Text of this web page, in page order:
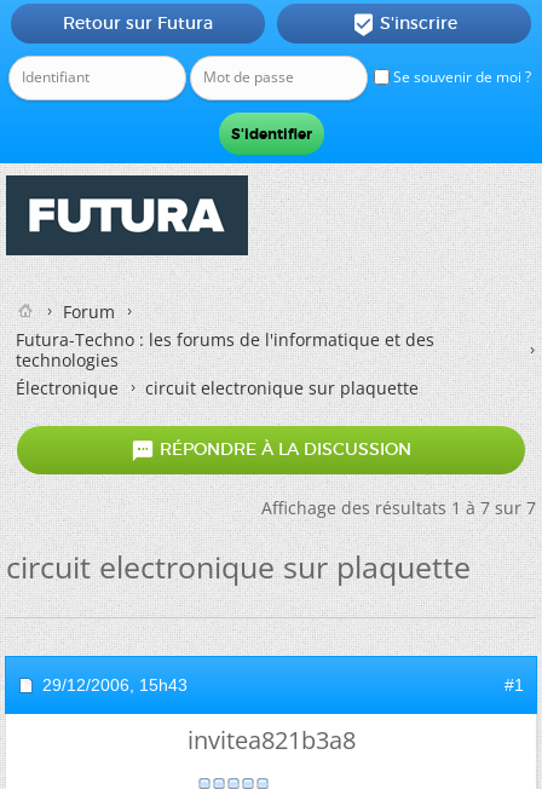
Se souvenir de moi ?
Retour sur Futura  S'inscrire
Forum
Futura-Techno : les forums de l'informatique et des
technologies
Électronique
circuit electronique sur plaquette
 RÉPONDRE À LA DISCUSSION
Affichage des résultats 1 à 7 sur 7
circuit electronique sur plaquette
29/12/2006, 15h43 #1
invitea821b3a8